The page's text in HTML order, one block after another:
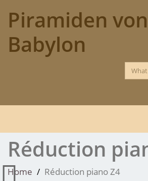
content
Piramiden von
Babylon
Réduction
Home Réduction piano Z4